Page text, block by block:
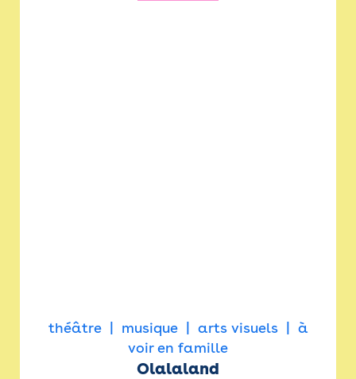
théâtre musique arts visuels
à
voir en famille
Olalaland